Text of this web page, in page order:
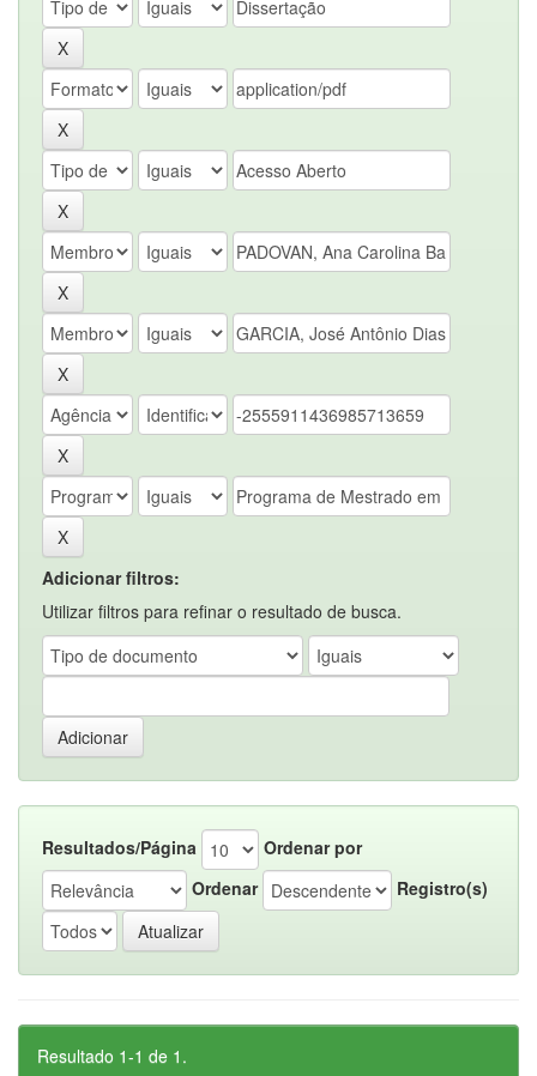
Adicionar filtros:
Utilizar filtros para refinar o resultado de busca.
Resultados/Página
Ordenar por
Ordenar
Registro(s)
Resultado 1-1 de 1.